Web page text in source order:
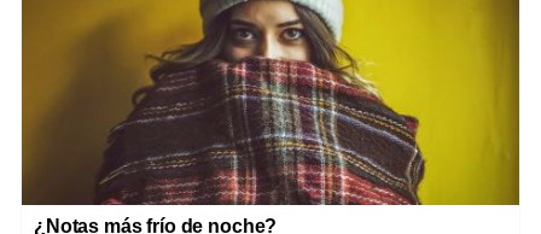
¿Notas más frío de noche?